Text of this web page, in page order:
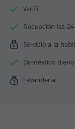
Wi-Fi
Recepción las
Servicio a la
Doméstico diario
Lavandería